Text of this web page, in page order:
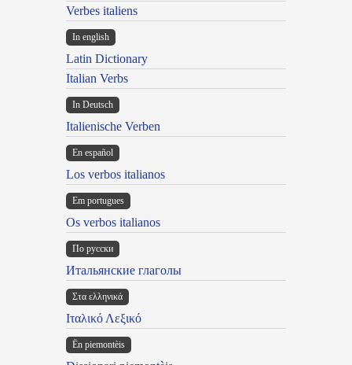
Verbes italiens
In english
Latin Dictionary
Italian Verbs
In Deutsch
Italienische Verben
En español
Los verbos italianos
Em portugues
Os verbos italianos
По русски
Итальянские глаголы
Στα ελληνικά
Ιταλικό Λεξικό
Ën piemontèis